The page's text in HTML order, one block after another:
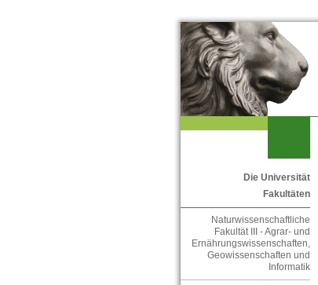
Die Universität
Fakultäten
Naturwissenschaftliche
Fakultät III - Agrar- und
Ernährungswissenschaften,
Geowissenschaften und
Informatik